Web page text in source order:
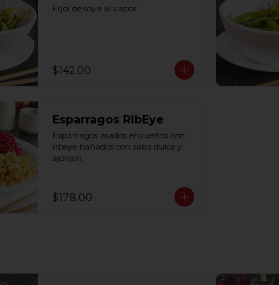
Frjol de soya al vapor
$142.00
Esparragos RibEye
Espárragos asados envueltos con
ribeye bañados con salsa dulce y
ajonjolí.
$178.00